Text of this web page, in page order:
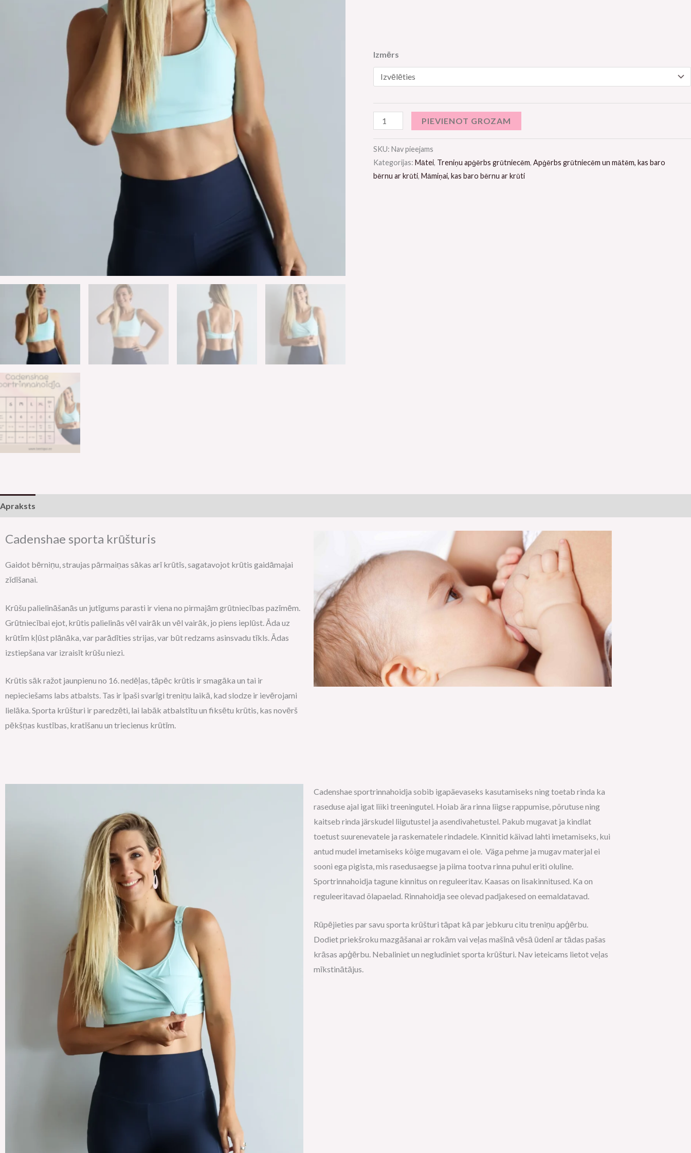
Izmērs
PIEVIENOT GROZAM
SKU: Nav pieejams
Kategorijas: Mātei, Treniņu apģērbs grūtniecēm, Apģērbs grūtniecēm un mātēm, kas baro
bērnu ar krūti, Māmiņai, kas baro bērnu ar krūti
Apraksts
Cadenshae sporta krūšturis
Gaidot bērniņu, straujas pārmaiņas sākas arī krūtīs, sagatavojot krūtis gaidāmajai
zīdīšanai.
Krūšu palielināšanās un jutīgums parasti ir viena no pirmajām grūtniecības pazīmēm.
Grūtniecībai ejot, krūtis palielinās vēl vairāk un vēl vairāk, jo piens ieplūst. Āda uz
krūtīm kļūst plānāka, var parādīties strijas, var būt redzams asinsvadu tīkls. Ādas
izstiepšana var izraisīt krūšu niezi.
Krūtis sāk ražot jaunpienu no 16. nedēļas, tāpēc krūtis ir smagāka un tai ir
nepieciešams labs atbalsts. Tas ir īpaši svarīgi treniņu laikā, kad slodze ir ievērojami
lielāka. Sporta krūšturi ir paredzēti, lai labāk atbalstītu un fiksētu krūtis, kas novērš
pēkšņas kustības, kratīšanu un triecienus krūtīm.
Cadenshae sportrinnahoidja sobib igapäevaseks kasutamiseks ning toetab rinda ka
raseduse ajal igat liiki treeningutel. Hoiab ära rinna liigse rappumise, põrutuse ning
kaitseb rinda järskudel liigutustel ja asendivahetustel. Pakub mugavat ja kindlat
toetust suurenevatele ja raskematele rindadele. Kinnitid käivad lahti imetamiseks, kui
antud mudel imetamiseks kõige mugavam ei ole. Väga pehme ja mugav materjal ei
sooni ega pigista, mis rasedusaegse ja piima tootva rinna puhul eriti oluline.
Sportrinnahoidja tagune kinnitus on reguleeritav. Kaasas on lisakinnitused. Ka on
reguleeritavad õlapaelad. Rinnahoidja see olevad padjakesed on eemaldatavad.
Rūpējieties par savu sporta krūšturi tāpat kā par jebkuru citu treniņu apģērbu.
Dodiet priekšroku mazgāšanai ar rokām vai veļas mašīnā vēsā ūdenī ar tādas pašas
krāsas apģērbu. Nebaliniet un negludiniet sporta krūšturi. Nav ieteicams lietot veļas
mīkstinātājus.